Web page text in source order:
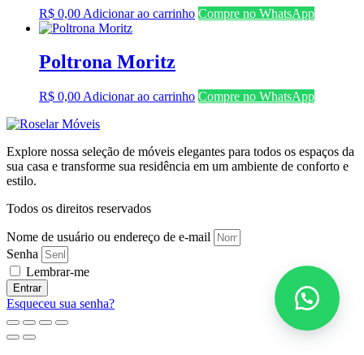
R$ 0,00 Adicionar ao carrinho Compre no WhatsApp
Poltrona Moritz
R$ 0,00 Adicionar ao carrinho Compre no WhatsApp
Explore nossa seleção de móveis elegantes para todos os espaços da
sua casa e transforme sua residência em um ambiente de conforto e
estilo.
Todos os direitos reservados
Nome de usuário ou endereço de e-mail
Senha
Lembrar-me
Entrar
Esqueceu sua senha?